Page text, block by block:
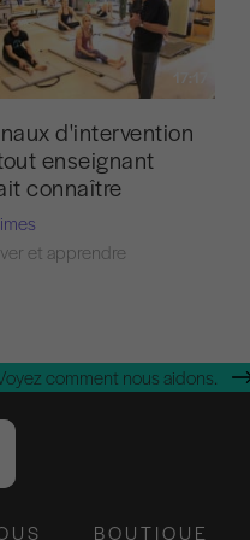
17:17
d'intervention
enseignant
connaître
et apprendre
comment nous aidons.
BOUTIQUE